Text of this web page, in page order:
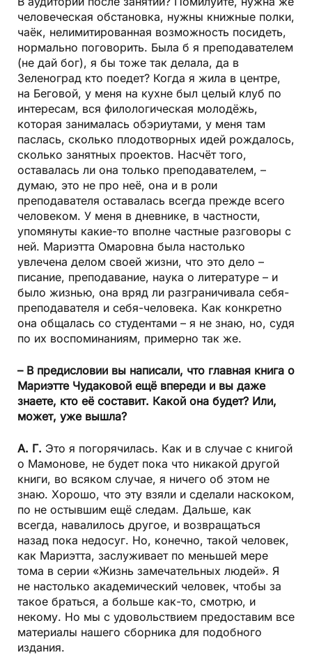
человеческая обстановка, нужны книжные полки,
чаёк, нелимитированная возможность посидеть,
нормально поговорить. Была б я преподавателем
(не дай бог), я бы тоже так делала, да в
Зеленоград кто поедет? Когда я жила в центре,
на Беговой, у меня на кухне был целый клуб по
интересам, вся филологическая молодёжь,
которая занималась обэриутами, у меня там
паслась, сколько плодотворных идей рождалось,
сколько занятных проектов. Насчёт того,
оставалась ли она только преподавателем, –
думаю, это не про неё, она и в роли
преподавателя оставалась всегда прежде всего
человеком. У меня в дневнике, в частности,
упомянуты какие-то вполне частные разговоры с
ней. Мариэтта Омаровна была настолько
увлечена делом своей жизни, что это дело –
писание, преподавание, наука о литературе – и
было жизнью, она вряд ли разграничивала себя-
преподавателя и себя-человека. Как конкретно
она общалась со студентами – я не знаю, но, судя
по их воспоминаниям, примерно так же.
– В предисловии вы написали, что главная книга о
Мариэтте Чудаковой ещё впереди и вы даже
знаете, кто её составит. Какой она будет? Или,
может, уже вышла?
А. Г. Это я погорячилась. Как и в случае с книгой
о Мамонове, не будет пока что никакой другой
книги, во всяком случае, я ничего об этом не
знаю. Хорошо, что эту взяли и сделали наскоком,
по не остывшим ещё следам. Дальше, как
всегда, навалилось другое, и возвращаться
назад пока недосуг. Но, конечно, такой человек,
как Мариэтта, заслуживает по меньшей мере
тома в серии «Жизнь замечательных людей». Я
не настолько академический человек, чтобы за
такое браться, а больше как-то, смотрю, и
некому. Но мы с удовольствием предоставим все
материалы нашего сборника для подобного
издания.